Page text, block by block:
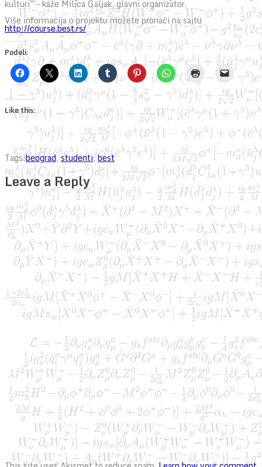
kulturi” – kaže Milica Galjak, glavni organizator.
Više informacija o projektu možete pronaći na sajtu
http://course.best.rs/
Podeli:
Like this:
Tags:beograd, studenti,best
Leave a Reply